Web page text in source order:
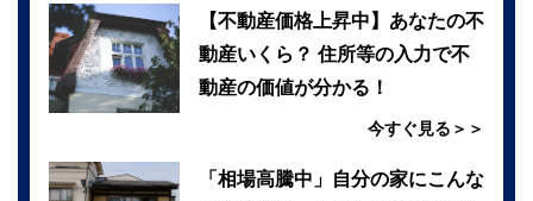
【不動産価格上昇中】あなたの不
動産いくら？ 住所等の入力で不
動産の価値が分かる！
今すぐ見る＞＞
「相場高騰中」自分の家にこんな